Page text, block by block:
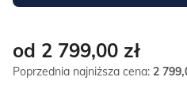
od 2 799,00 zł
Poprzednia najniższa cena: 2